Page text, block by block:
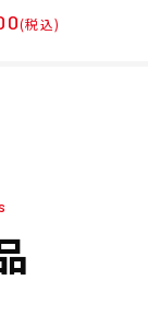
カー シューズ 靴
(税込)